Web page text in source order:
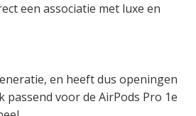
een associatie met luxe en
en heeft dus openingen
passend voor de AirPods Pro 1e